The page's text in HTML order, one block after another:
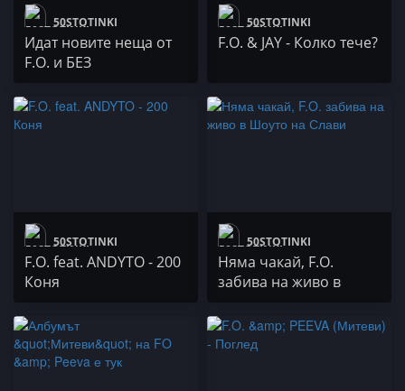
50STOTINKI
Идат новите неща от
F.O. и БЕЗ
DJ Skill)
50STOTINKI
F.O. & JAY - Колко тече?
50STOTINKI
F.O. feat. ANDYTO - 200
Коня
50STOTINKI
Няма чакай, F.O.
забива на живо в